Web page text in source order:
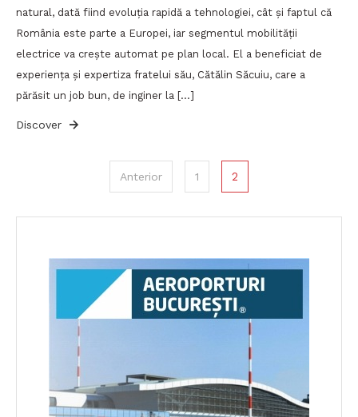
natural, dată fiind evoluția rapidă a tehnologiei, cât și faptul că
România este parte a Europei, iar segmentul mobilității
electrice va crește automat pe plan local. El a beneficiat de
experiența și expertiza fratelui său, Cătălin Săcuiu, care a
părăsit un job bun, de inginer la […]
Discover
Paginație
articole
Anterior 1 2